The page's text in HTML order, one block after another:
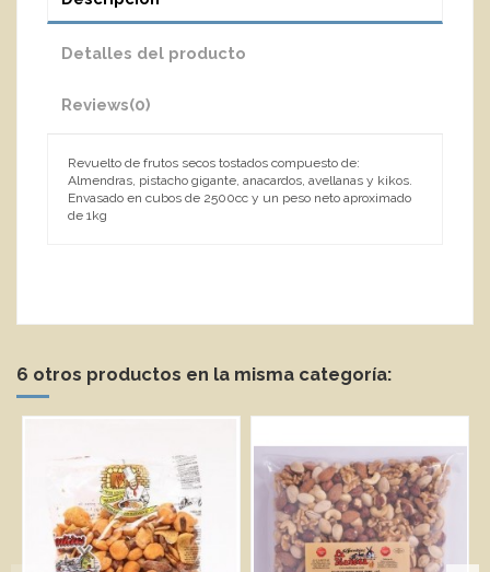
Detalles del producto
Reviews(0)
Revuelto de frutos secos tostados compuesto de:
Almendras, pistacho gigante, anacardos, avellanas y kikos.
Envasado en cubos de 2500cc y un peso neto aproximado
de 1kg
6 otros productos en la misma categoría: